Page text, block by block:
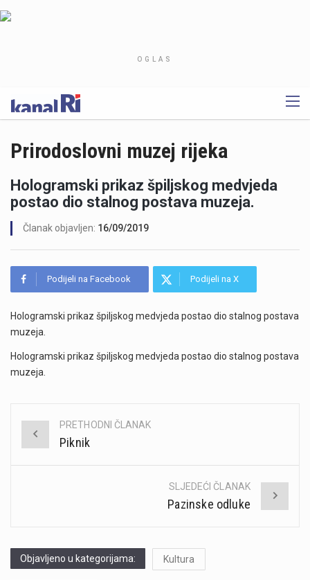
OGLAS
Prirodoslovni muzej rijeka
Hologramski prikaz špiljskog medvjeda
postao dio stalnog postava muzeja.
Članak objavljen: 16/09/2019
Podijeli na Facebook Podijeli na X
Hologramski prikaz špiljskog medvjeda postao dio stalnog postava
muzeja.
Hologramski prikaz špiljskog medvjeda postao dio stalnog postava
muzeja.
Post
PRETHODNI ČLANAK
Piknik
SLJEDEĆI ČLANAK
Pazinske odluke
Objavljeno u kategorijama: Kultura